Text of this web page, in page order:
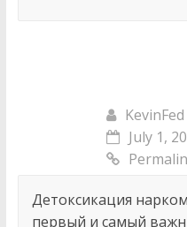
KevinFed
July 1,
Детоксикация
первый и самый